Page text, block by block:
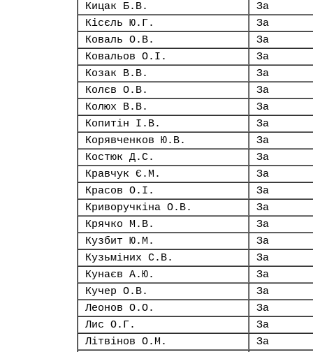
Кицак Б.В.
За
Кісєль Ю.Г.
За
Коваль О.В.
За
Ковальов О.І.
За
Козак В.В.
За
Колєв О.В.
За
Колюх В.В.
За
Копитін І.В.
За
Корявченков Ю.В.
За
Костюк Д.С.
За
Кравчук Є.М.
За
Красов О.І.
За
Криворучкіна О.В.
За
Крячко М.В.
За
Кузбит Ю.М.
За
Кузьміних С.В.
За
Кунаєв А.Ю.
За
Кучер О.В.
За
Леонов О.О.
За
Лис О.Г.
За
Літвінов О.М.
За